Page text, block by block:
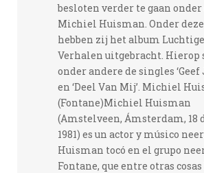
besloten verder te gaan
Michiel Huisman. Onder
hebben zij het album Luchtige
Verhalen uitgebracht. Hierop
onder andere de singles ‘Geef
en ‘Deel Van Mij’. Michiel
(Fontane)Michiel Huisman
(Amstelveen, Ámsterdam, 18
1981) es un actor y músico
Huisman tocó en el grupo
Fontane, que entre otras